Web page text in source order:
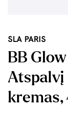
SLA PARIS
BB
Atspalvį
kremas,